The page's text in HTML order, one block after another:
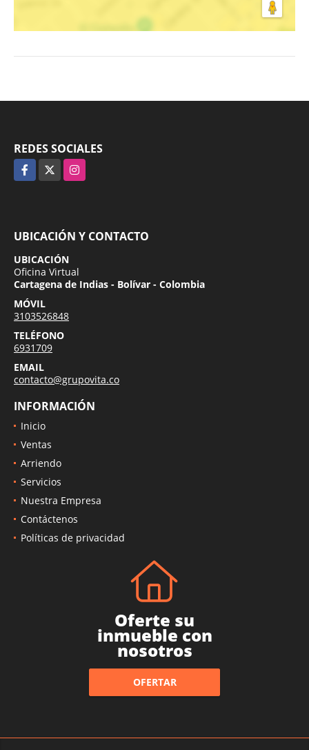
REDES SOCIALES
Facebook Instagram
UBICACIÓN Y CONTACTO
UBICACIÓN
Oficina Virtual
Cartagena de Indias - Bolívar - Colombia
MÓVIL
3103526848
TELÉFONO
6931709
EMAIL
contacto@grupovita.co
INFORMACIÓN
Inicio
Ventas
Arriendo
Servicios
Nuestra Empresa
Contáctenos
Políticas de privacidad
Oferte su
inmueble con
nosotros
OFERTAR